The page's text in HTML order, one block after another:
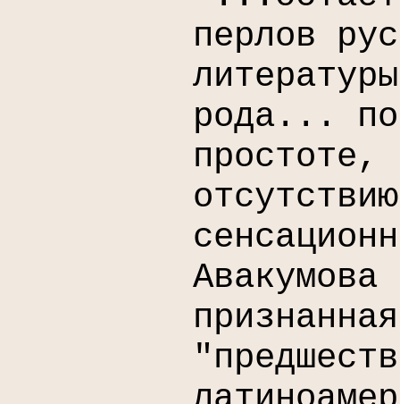
перлов
рода... по
простоте,
отсутствию
признанная